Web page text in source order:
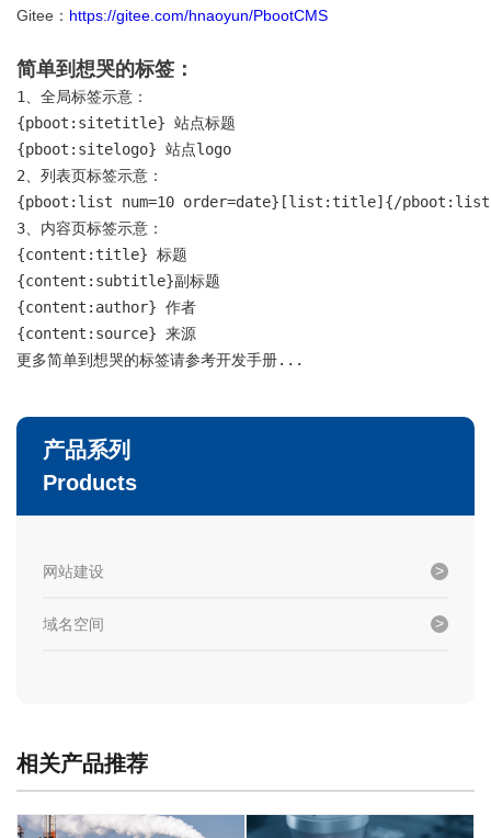
Gitee： https://gitee.com/hnaoyun/PbootCMS
简单到想哭的标签：
1、全局标签示意：
{pboot:sitetitle} 站点标题
{pboot:sitelogo} 站点logo
2、列表页标签示意：
{pboot:list num=10 order=date}[list:title]{/
3、内容页标签示意：
{content:title} 标题
{content:subtitle}副标题
{content:author} 作者
{content:source} 来源
更多简单到想哭的标签请参考开发手册...
产品系列
Products
网站建设
域名空间
相关产品推荐